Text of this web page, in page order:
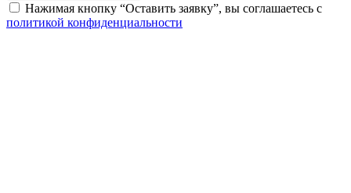
Нажимая кнопку “Оставить заявку”, вы соглашаетесь с
политикой конфиденциальности